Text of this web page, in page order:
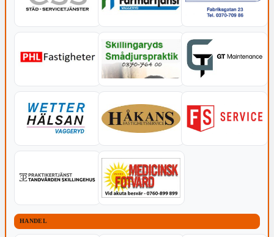
HANDEL